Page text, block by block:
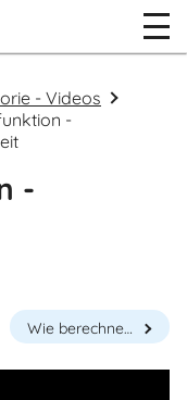
- Videos
-
-
Wie berechnet man die Halbwertszeit?